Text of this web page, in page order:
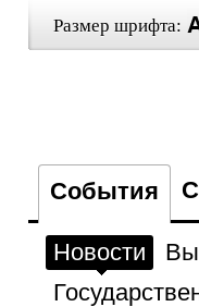
Размер шрифта:
События
Новости